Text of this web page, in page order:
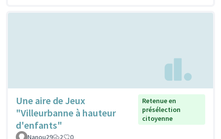
Une aire de Jeux
"Villeurbanne à hauteur
d'enfants"
Retenue en
présélection
citoyenne
Nanou29 2 0